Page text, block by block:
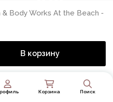
Корзина Поиск
Крем для рук Bath & Body
& Body Works At the Beach -
В корзину